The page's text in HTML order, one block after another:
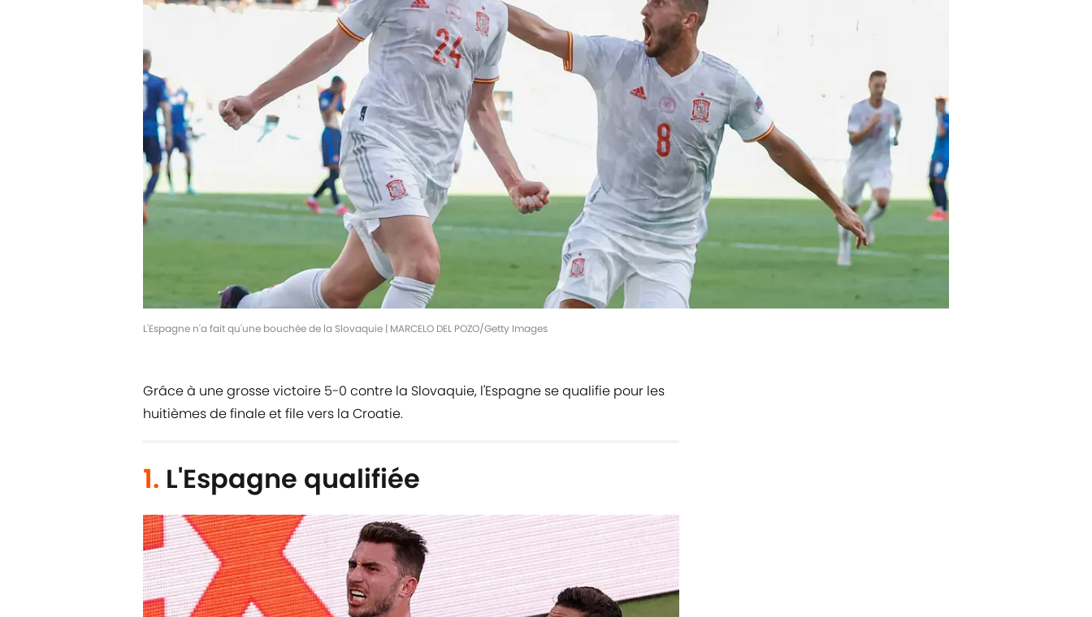
L'Espagne n'a fait qu'une bouchée de la Slovaquie | MARCELO DEL POZO/Getty Images
Grâce à une grosse victoire 5-0 contre la Slovaquie, l'Espagne se qualifie pour les
huitièmes de finale et file vers la Croatie.
1. L'Espagne qualifiée